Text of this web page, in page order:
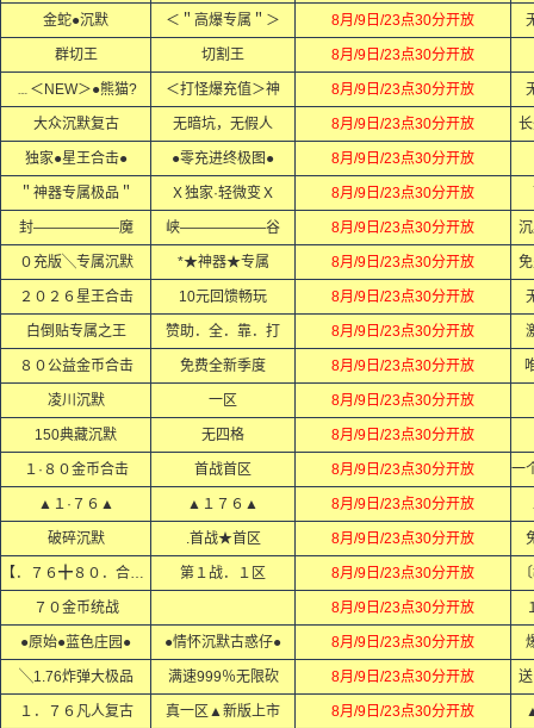
金蛇●沉默 ＜＂高爆专属＂＞ 8月/9日/23点30分开放
群切王 切割王 8月/9日/23点30分开放
﹍＜NEW＞●熊猫? ＜打怪爆充值＞神 8月/9日/23点30分开放
大众沉默复古 无暗坑，无假人 8月/9日/23点30分开放
独家●星王合击● ●零充进终极图● 8月/9日/23点30分开放
＂神器专属极品＂ Ｘ独家·轻微变Ｘ 8月/9日/23点30分开放
封——————魔 峡——————谷 8月/9日/23点30分开放
０充版╲专属沉默 *★神器★专属 8月/9日/23点30分开放
２０２６星王合击 10元回馈畅玩 8月/9日/23点30分开放
白倒贴专属之王 赞助．全．靠．打 8月/9日/23点30分开放
８０公益金币合击 免费全新季度 8月/9日/23点30分开放
凌川沉默 一区 8月/9日/23点30分开放
150典藏沉默 无四格 8月/9日/23点30分开放
１·８０金币合击 首战首区 8月/9日/23点30分开放
▲１·７６▲ ▲１７６▲ 8月/9日/23点30分开放
破碎沉默 .首战★首区 8月/9日/23点30分开放
【．７６╋８０．合击．】 第１战．１区 8月/9日/23点30分开放
７０金币统战 8月/9日/23点30分开放
●原始●蓝色庄园● ●情怀沉默古惑仔● 8月/9日/23点30分开放
╲1.76炸弹大极品 满速999％无限砍 8月/9日/23点30分开放
１．７６凡人复古 真一区▲新版上市 8月/9日/23点30分开放